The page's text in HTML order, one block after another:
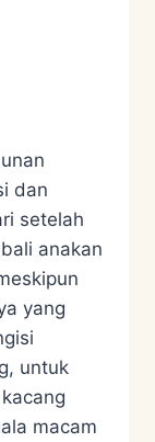
dan
setelah
anakan
yang
untuk
macam